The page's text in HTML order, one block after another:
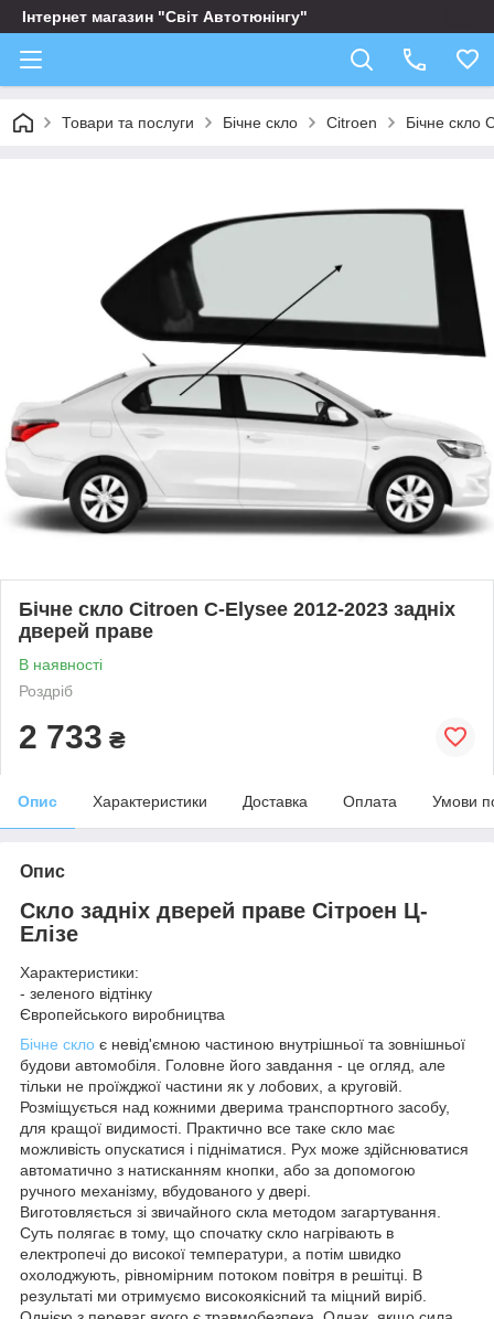
Інтернет магазин "Світ Автотюнінгу"
Товари та послуги Бічне скло Citroen Бічне скло
Бічне скло Citroen C-Elysee 2012-2023 задніх
дверей праве
В наявності
Роздріб
2 733 ₴
Опис Характеристики Доставка Оплата Умови
Опис
Скло задніх дверей праве Сітроен Ц-
Елізе
Характеристики:
- зеленого відтінку
Європейського виробництва
Бічне скло є невід'ємною частиною внутрішньої та зовнішньої
будови автомобіля. Головне його завдання - це огляд, але
тільки не проїжджої частини як у лобових, а круговій.
Розміщується над кожними дверима транспортного засобу,
для кращої видимості. Практично все таке скло має
можливість опускатися і підніматися. Рух може здійснюватися
автоматично з натисканням кнопки, або за допомогою
ручного механізму, вбудованого у двері.
Виготовляється зі звичайного скла методом загартування.
Суть полягає в тому, що спочатку скло нагрівають в
електропечі до високої температури, а потім швидко
охолоджують, рівномірним потоком повітря в решітці. В
результаті ми отримуємо високоякісний та міцний виріб.